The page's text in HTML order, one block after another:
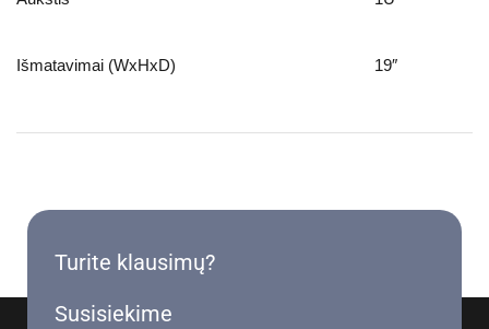
Išmatavimai (WxHxD) 19″
Turite klausimų?
Susisiekime